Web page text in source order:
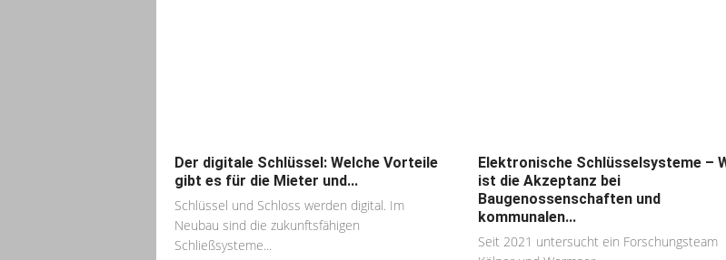
Der digitale Schlüssel: Welche Vorteile
gibt es für die Mieter und...
Schlüssel und Schloss werden digital. Im
Neubau sind die zukunftsfähigen
Schließsysteme...
Elektronische Schlüsselsysteme –
ist die Akzeptanz bei
Baugenossenschaften und
kommunalen...
Seit 2021 untersucht ein Forschungsteam